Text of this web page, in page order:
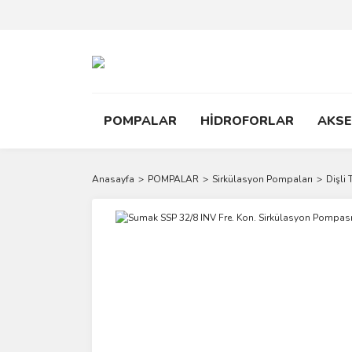
POMPALAR HİDROFORLAR
Anasayfa POMPALAR Sirkülasyon Pompaları Dişli